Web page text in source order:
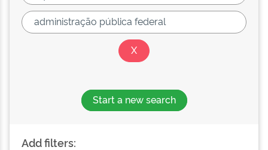
Start a new search
Add filters: